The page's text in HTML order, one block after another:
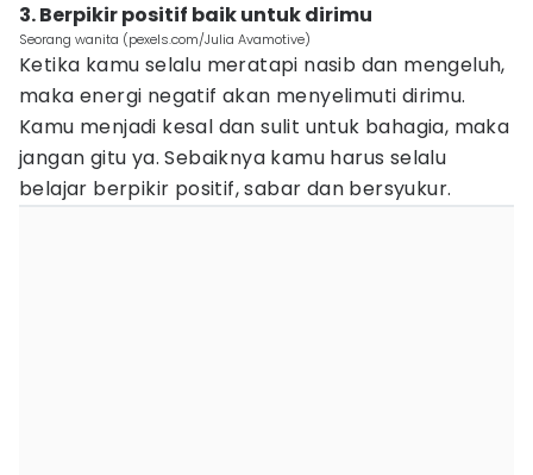
3. Berpikir positif baik untuk dirimu
Seorang wanita (pexels.com/Julia Avamotive)
Ketika kamu selalu meratapi nasib dan mengeluh,
maka energi negatif akan menyelimuti dirimu.
Kamu menjadi kesal dan sulit untuk bahagia, maka
jangan gitu ya. Sebaiknya kamu harus selalu
belajar berpikir positif, sabar dan bersyukur.